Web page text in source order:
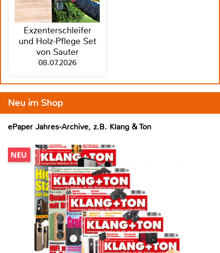
Exzenterschleifer
und Holz-Pflege Set
von Sauter
08.07.2026
Neu im Shop
ePaper Jahres-Archive, z.B. Klang & Ton